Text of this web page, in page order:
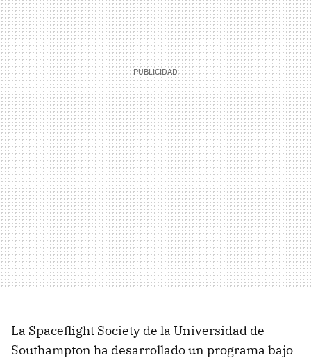
La Spaceflight Society de la Universidad de
Southampton ha desarrollado un programa bajo